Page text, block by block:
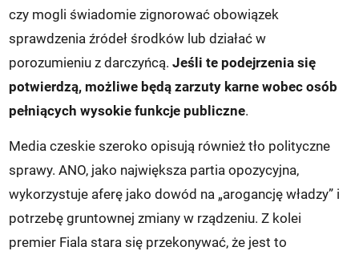
czy mogli świadomie zignorować obowiązek
sprawdzenia źródeł środków lub działać w
porozumieniu z darczyńcą.Jeśli te podejrzenia się
potwierdzą, możliwe będą zarzuty karne wobec osób
pełniących wysokie funkcje publiczne.
Media czeskie szeroko opisują również tło polityczne
sprawy. ANO, jako największa partia opozycyjna,
wykorzystuje aferę jako dowód na „arogancję władzy” i
potrzebę gruntownej zmiany w rządzeniu. Z kolei
premier Fiala stara się przekonywać, że jest to